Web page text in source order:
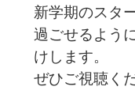
新学期のスタ
過ごせるよう
けします。
ぜひご視聴く